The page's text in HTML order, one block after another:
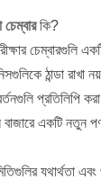
চেম্বারকি?
চেম্বারগুলি
ঠান্ডা রাখা
প্রতিলিপি
বাজারে একটি
যথার্থতা